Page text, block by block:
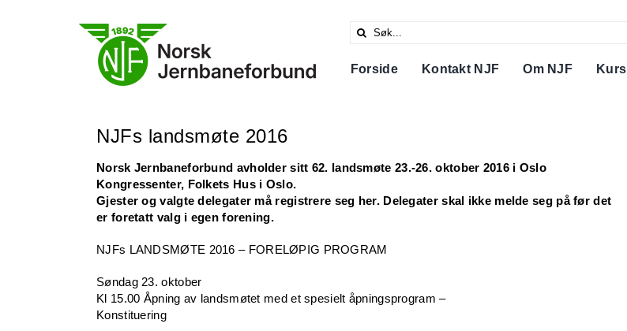
Search
Forside
Kontakt NJF Om NJF Kurs
NJFs landsmøte 2016
Norsk Jernbaneforbund avholder sitt 62. landsmøte 23.-26. oktober 2016 i Oslo
Kongressenter, Folkets Hus i Oslo.
Gjester og valgte delegater må registrere seg her. Delegater skal ikke melde seg på før det
er foretatt valg i egen forening.
NJFs LANDSMØTE 2016 – FORELØPIG PROGRAM
Søndag 23. oktober
Kl 15.00 Åpning av landsmøtet med et spesielt åpningsprogram –
Konstituering